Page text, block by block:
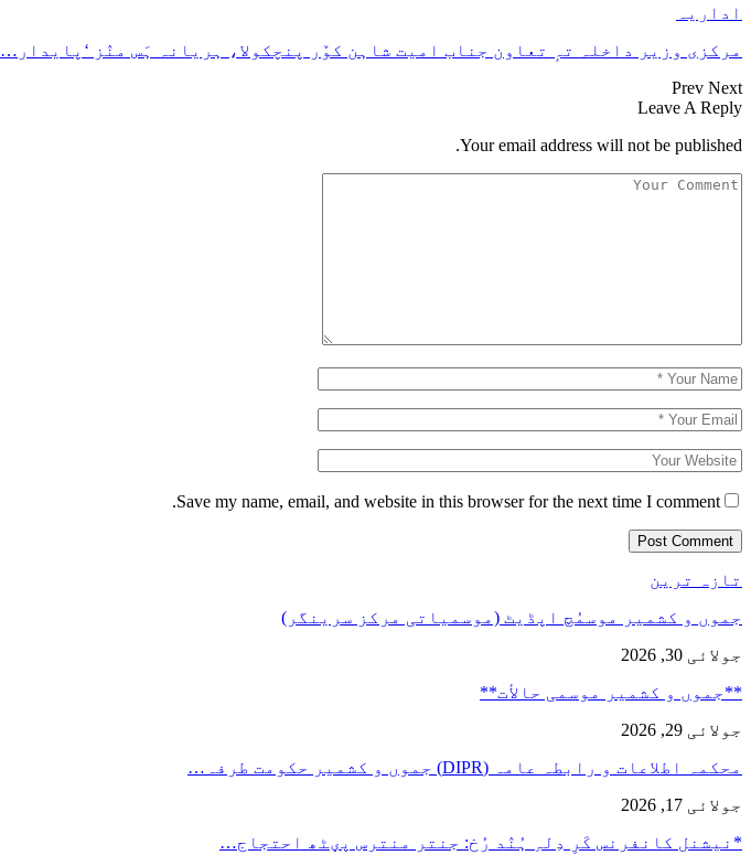
اداریہ
مرکزی وزیر داخلہ تہٕ تعاون جناب امیت شاہن کوٚر پنچکولا، ہریانہ ہَس منٛز ‘پایدار…
Prev Next
Leave A Reply
Your email address will not be published.
Save my name, email, and website in this browser for the next time I comment.
تازہ ترین
جموں و کشمیر موسمُچ اپڈیٹ (موسمیاتی مرکز سرینگر)
جولائی 30, 2026
**جموں و كشمیر موسمی حالأت**
جولائی 29, 2026
محکمہ اطلاعات و رابطہ عامہ (DIPR) جموں و کشمیر حکومت طرفہ…
جولائی 17, 2026
*نیشنل کانفرنس کَرِ دِلہِ ہُنٛد رُخ: جنتر منترس پؠٹھ احتجاج…